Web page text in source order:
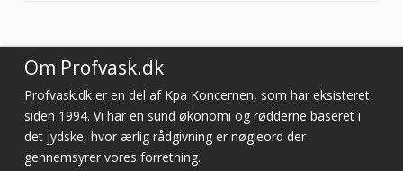
Om Profvask.dk
Profvask.dk er en del af Kpa Koncernen, som har eksisteret
siden 1994. Vi har en sund økonomi og rødderne baseret i
det jydske, hvor ærlig rådgivning er nøgleord der
gennemsyrer vores forretning.